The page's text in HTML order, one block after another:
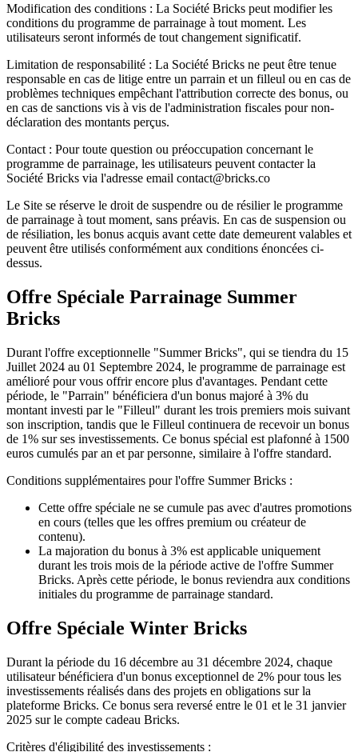
Modification des conditions : La Société Bricks peut modifier les
conditions du programme de parrainage à tout moment. Les
utilisateurs seront informés de tout changement significatif.
Limitation de responsabilité : La Société Bricks ne peut être tenue
responsable en cas de litige entre un parrain et un filleul ou en cas de
problèmes techniques empêchant l'attribution correcte des bonus, ou
en cas de sanctions vis à vis de l'administration fiscales pour non-
déclaration des montants perçus.
Contact : Pour toute question ou préoccupation concernant le
programme de parrainage, les utilisateurs peuvent contacter la
Société Bricks via l'adresse email contact@bricks.co
Le Site se réserve le droit de suspendre ou de résilier le programme
de parrainage à tout moment, sans préavis. En cas de suspension ou
de résiliation, les bonus acquis avant cette date demeurent valables et
peuvent être utilisés conformément aux conditions énoncées ci-
dessus.
Offre Spéciale Parrainage Summer
Bricks
Durant l'offre exceptionnelle "Summer Bricks", qui se tiendra du 15
Juillet 2024 au 01 Septembre 2024, le programme de parrainage est
amélioré pour vous offrir encore plus d'avantages. Pendant cette
période, le "Parrain" bénéficiera d'un bonus majoré à 3% du
montant investi par le "Filleul" durant les trois premiers mois suivant
son inscription, tandis que le Filleul continuera de recevoir un bonus
de 1% sur ses investissements. Ce bonus spécial est plafonné à 1500
euros cumulés par an et par personne, similaire à l'offre standard.
Conditions supplémentaires pour l'offre Summer Bricks :
Cette offre spéciale ne se cumule pas avec d'autres promotions
en cours (telles que les offres premium ou créateur de
contenu).
La majoration du bonus à 3% est applicable uniquement
durant les trois mois de la période active de l'offre Summer
Bricks. Après cette période, le bonus reviendra aux conditions
initiales du programme de parrainage standard.
Offre Spéciale Winter Bricks
Durant la période du 16 décembre au 31 décembre 2024, chaque
utilisateur bénéficiera d'un bonus exceptionnel de 2% pour tous les
investissements réalisés dans des projets en obligations sur la
plateforme Bricks. Ce bonus sera reversé entre le 01 et le 31 janvier
2025 sur le compte cadeau Bricks.
Critères d'éligibilité des investissements :